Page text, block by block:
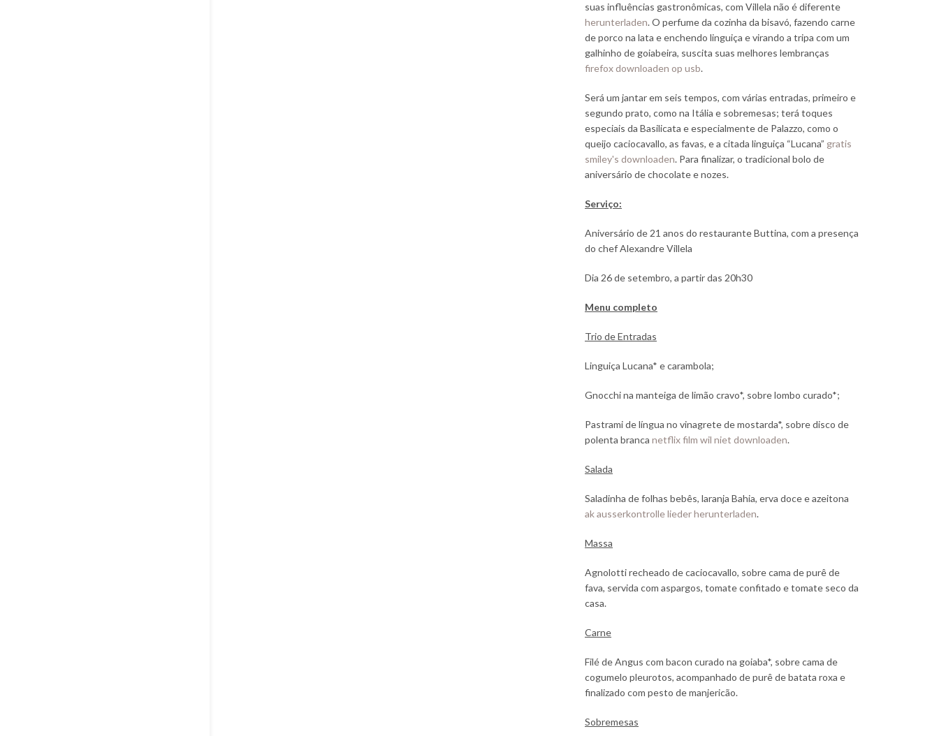
suas influências gastronômicas, com Villela não é diferente
herunterladen. O perfume da cozinha da bisavó, fazendo carne
de porco na lata e enchendo linguiça e virando a tripa com um
galhinho de goiabeira, suscita suas melhores lembranças
firefox downloaden op usb.
Será um jantar em seis tempos, com várias entradas, primeiro e
segundo prato, como na Itália e sobremesas; terá toques
especiais da Basilicata e especialmente de Palazzo, como o
queijo caciocavallo, as favas, e a citada linguiça “Lucana” gratis
smiley's downloaden. Para finalizar, o tradicional bolo de
aniversário de chocolate e nozes.
Serviço:
Aniversário de 21 anos do restaurante Buttina, com a presença
do chef Alexandre Villela
Dia 26 de setembro, a partir das 20h30
Menu completo
Trio de Entradas
Linguiça Lucana* e carambola;
Gnocchi na manteiga de limão cravo*, sobre lombo curado*;
Pastrami de língua no vinagrete de mostarda*, sobre disco de
polenta branca netflix film wil niet downloaden.
Salada
Saladinha de folhas bebês, laranja Bahia, erva doce e azeitona
ak ausserkontrolle lieder herunterladen.
Massa
Agnolotti recheado de caciocavallo, sobre cama de purê de
fava, servida com aspargos, tomate confitado e tomate seco da
casa.
Carne
Filé de Angus com bacon curado na goiaba*, sobre cama de
cogumelo pleurotos, acompanhado de purê de batata roxa e
finalizado com pesto de manjericão.
Sobremesas